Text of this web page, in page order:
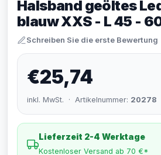
Halsband geöltes
blauw XXS - L 45 -
Schreiben Sie die erste Bewertung
€25,74
inkl. MwSt. · Artikelnummer: 20278
Lieferzeit 2-4 Werktage
Kostenloser Versand ab 70 €*